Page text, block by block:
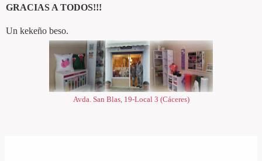
GRACIAS A TODOS!!!
Un kekeño beso.
Avda. San Blas, 19-Local 3 (Cáceres)